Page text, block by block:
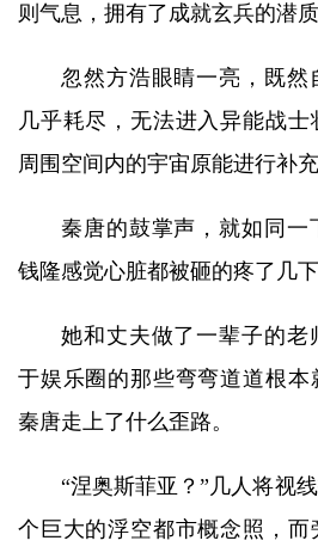
则气息，拥有了成就玄兵的潜质
忽然方浩眼睛一亮，既然
几乎耗尽，无法进入异能战
周围空间内的宇宙原能进行补
秦唐的鼓掌声，就如同一
钱隆感觉心脏都被砸的疼了几下
她和丈夫做了一辈子的老
于娱乐圈的那些弯弯道道根
秦唐走上了什么歪路。
“涅奥斯菲亚？”几人将视
个巨大的浮空都市概念照，而